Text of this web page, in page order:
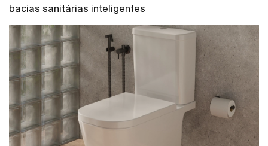
bacias sanitárias inteligentes